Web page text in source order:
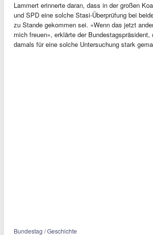
Lammert erinnerte daran, dass in der großen
und SPD eine solche Stasi-Überprüfung bei
zu Stande gekommen sei. «Wenn das jetzt
mich freuen», erklärte der
damals für eine solche Untersuchung stark
Bundestag / Geschichte